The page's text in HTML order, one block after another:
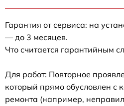
Гарантия от сервиса: на
— до 3 месяцев.
Что считается гарантийным
Для работ: Повторное
который прямо обусловлен с
ремонта (например,